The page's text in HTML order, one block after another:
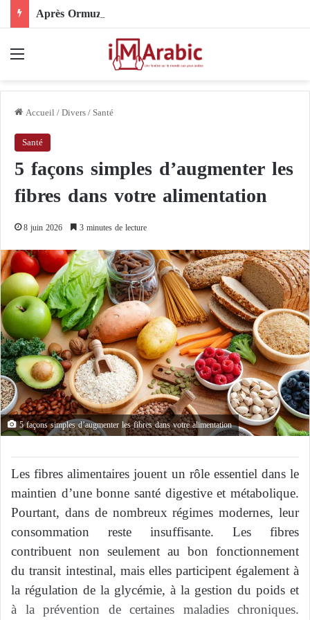
Accueil/Divers/Santé
Santé
5 façons simples d’augmenter les
fibres dans votre alimentation
8 juin 2026 3 minutes de lecture
5 façons simples d’augmenter les fibres dans votre alimentation
Les fibres alimentaires jouent un rôle essentiel dans le
maintien d’une bonne santé digestive et métabolique.
Pourtant, dans de nombreux régimes modernes, leur
consommation reste insuffisante. Les fibres
contribuent non seulement au bon fonctionnement
du transit intestinal, mais elles participent également à
la régulation de la glycémie, à la gestion du poids et
à la prévention de certaines maladies chroniques.